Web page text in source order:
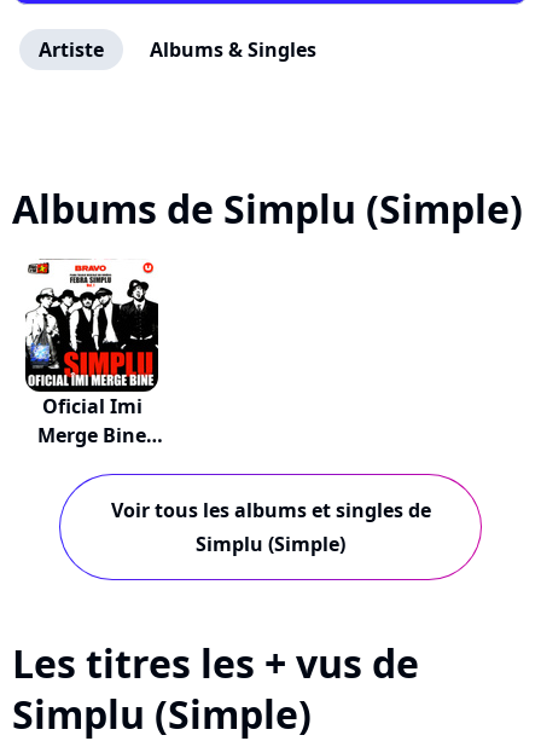
Artiste Albums & Singles
Albums de Simplu (Simple)
Oficial Imi
Merge Bine
Voir tous les albums et singles de
Simplu (Simple)
Les titres les + vus de
Simplu (Simple)